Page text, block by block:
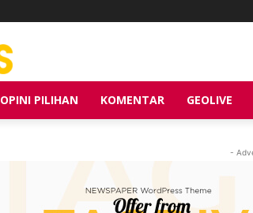
OPINI PILIHAN KOMENTAR GEOLIVE
-